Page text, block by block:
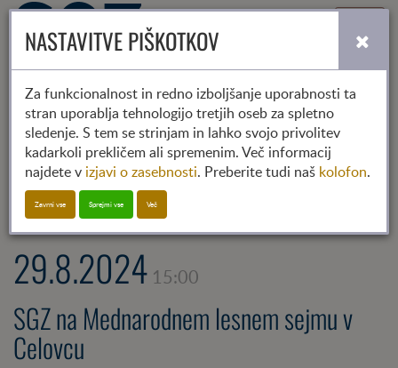
2023 2024
2025
01
02 03 04 05 06 07 08 09 10
29.8.2024 15:00
SGZ na Mednarodnem lesnem sejmu v
Celovcu
NASTAVITVE PIŠKOTKOV
Za funkcionalnost in redno izboljšanje uporabnosti ta
stran uporablja tehnologijo tretjih oseb za spletno
sledenje. S tem se strinjam in lahko svojo privolitev
kadarkoli prekličem ali spremenim. Več informacij
najdete v izjavi o zasebnosti. Preberite tudi naš kolofon.
Zavrni vse Sprejmi vse Več